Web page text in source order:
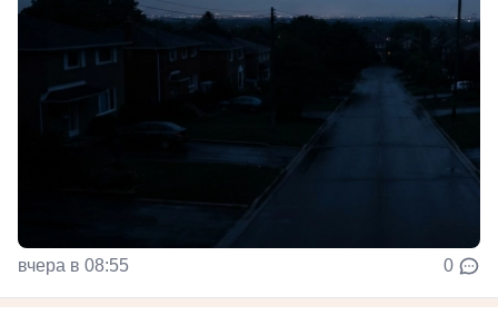
вчера в 08:55 0